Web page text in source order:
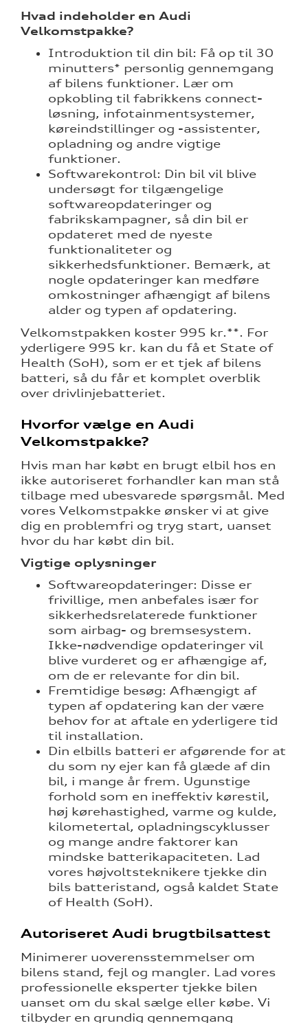
Hvad indeholder en Audi
Velkomstpakke?
Introduktion til din bil: Få op til 30
minutters* personlig gennemgang
af bilens funktioner. Lær om
opkobling til fabrikkens connect-
løsning, infotainmentsystemer,
køreindstillinger og -assistenter,
opladning og andre vigtige
funktioner.
Softwarekontrol: Din bil vil blive
undersøgt for tilgængelige
softwareopdateringer og
fabrikskampagner, så din bil er
opdateret med de nyeste
funktionaliteter og
sikkerhedsfunktioner. Bemærk, at
nogle opdateringer kan medføre
omkostninger afhængigt af bilens
alder og typen af opdatering.
Velkomstpakken koster 995 kr.**. For
yderligere 995 kr. kan du få et State of
Health (SoH), som er et tjek af bilens
batteri, så du får et komplet overblik
over drivlinjebatteriet.
Hvorfor vælge en Audi
Velkomstpakke?
Hvis man har købt en brugt elbil hos en
ikke autoriseret forhandler kan man stå
tilbage med ubesvarede spørgsmål. Med
vores Velkomstpakke ønsker vi at give
dig en problemfri og tryg start, uanset
hvor du har købt din bil.
Vigtige oplysninger
Softwareopdateringer: Disse er
frivillige, men anbefales især for
sikkerhedsrelaterede funktioner
som airbag- og bremsesystem.
Ikke-nødvendige opdateringer vil
blive vurderet og er afhængige af,
om de er relevante for din bil.
Fremtidige besøg: Afhængigt af
typen af opdatering kan der være
behov for at aftale en yderligere tid
til installation.
Din elbills batteri er afgørende for at
du som ny ejer kan få glæde af din
bil, i mange år frem. Ugunstige
forhold som en ineffektiv kørestil,
høj kørehastighed, varme og kulde,
kilometertal, opladningscyklusser
og mange andre faktorer kan
mindske batterikapaciteten. Lad
vores højvoltsteknikere tjekke din
bils batteristand, også kaldet State
of Health (SoH).
Autoriseret Audi brugtbilsattest
Minimerer uoverensstemmelser om
bilens stand, fejl og mangler. Lad vores
professionelle eksperter tjekke bilen
uanset om du skal sælge eller købe. Vi
tilbyder en grundig gennemgang